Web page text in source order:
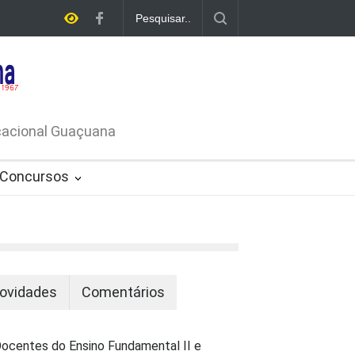
Nº
Guaçuana
Concursos
Comentários
do Ensino Fundamental II e